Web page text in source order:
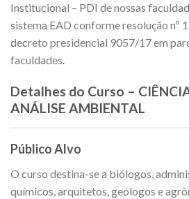
Institucional – PDI de nossas
sistema EAD conforme resolução nº
decreto presidencial 9057/17 em
faculdades.
Detalhes do Curso –
ANÁLISE AMBIENTAL
Público Alvo
O curso destina-se a biólogos,
químicos, arquitetos, geólogos e